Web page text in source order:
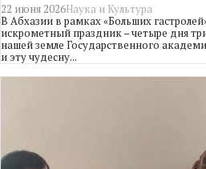
22 июня 2026Наука и Культура
В Абхазии в рамках «Больших
искрометный праздник – четыре дня
нашей земле Государственного
и эту чудесну...